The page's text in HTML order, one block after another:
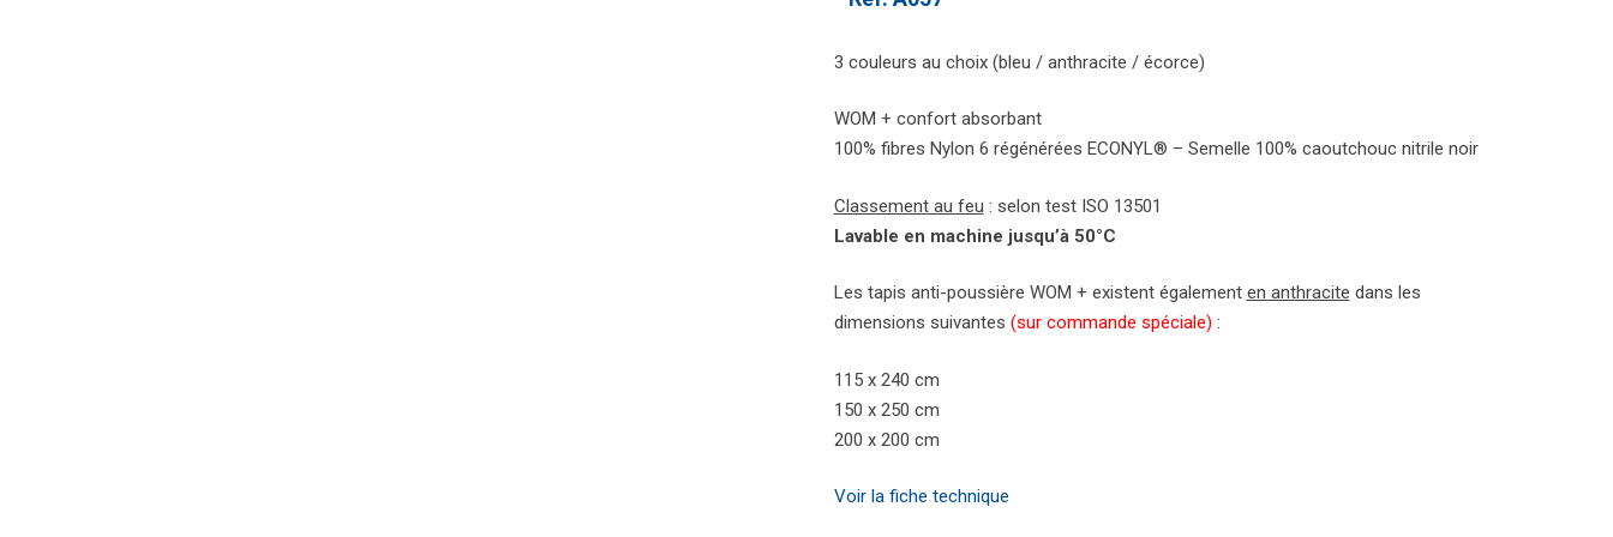
3 couleurs au choix (bleu / anthracite / écorce)
WOM + confort absorbant
100% fibres Nylon 6 régénérées ECONYL® – Semelle 100% caoutchouc nitrile noir
Classement au feu : selon test ISO 13501
Lavable en machine jusqu’à 50°C
Les tapis anti-poussière WOM + existent également en anthracite dans les
dimensions suivantes (sur commande spéciale) :
115 x 240 cm
150 x 250 cm
200 x 200 cm
Voir la fiche technique